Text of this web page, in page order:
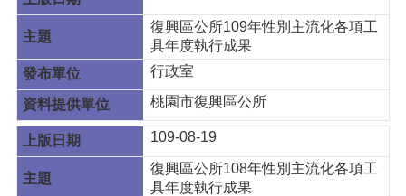
復興區公所109年性別主流化各項工
具年度執行成果
行政室
桃園市復興區公所
109-08-19
復興區公所108年性別主流化各項工
具年度執行成果